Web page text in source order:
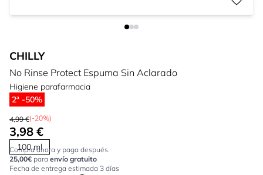
CHILLY
No Rinse Protect Espuma Sin Aclarado
Higiene parafarmacia
2ª -50%
4,99 €(-20%)
3,98 €
100 ml
Compra ahora y paga después.
25,00€ para envío gratuito
Fecha de entrega estimada 3 días